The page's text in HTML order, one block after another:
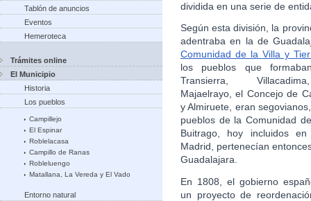
Tablón de anuncios
Eventos
Hemeroteca
Trámites online
El Municipio
Historia
Los pueblos
Campillejo
El Espinar
Roblelacasa
Campillo de Ranas
Robleluengo
Matallana, La Vereda y El Vado
Entorno natural
dividida en una serie de
Según esta división, la
adentraba en la de
Comunidad de la Villa y
los pueblos que
Transierra,
Majaelrayo, el Concejo de
y Almiruete, eran
pueblos de la Comunidad
Buitrago, hoy incluidos
Madrid, pertenecían
Guadalajara.
En 1808, el gobierno
un proyecto de